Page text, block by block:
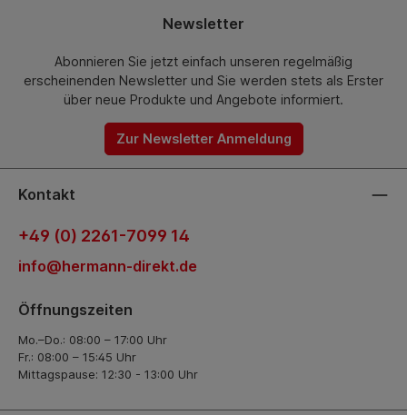
Newsletter
Abonnieren Sie jetzt einfach unseren regelmäßig
erscheinenden Newsletter und Sie werden stets als Erster
über neue Produkte und Angebote informiert.
Zur Newsletter Anmeldung
Kontakt
+49 (0) 2261-7099 14
info@hermann-direkt.de
Öffnungszeiten
Mo.–Do.: 08:00 – 17:00 Uhr
Fr.: 08:00 – 15:45 Uhr
Mittagspause: 12:30 - 13:00 Uhr